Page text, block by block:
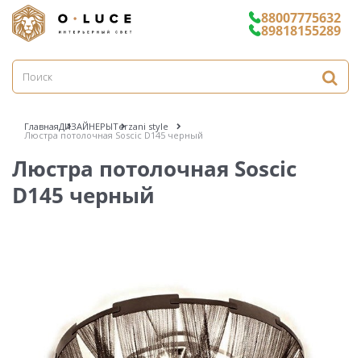
88007775632
89818155289
ГлавнаяДИЗАЙНЕРЫTerzani style
Люстра потолочная Soscic D145 черный
Люстра потолочная Soscic
D145 черный